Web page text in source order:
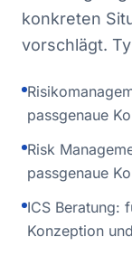
konkreten
vorschlägt.
passgenaue
Risk
passgenaue
ICS Beratung:
Konzeption